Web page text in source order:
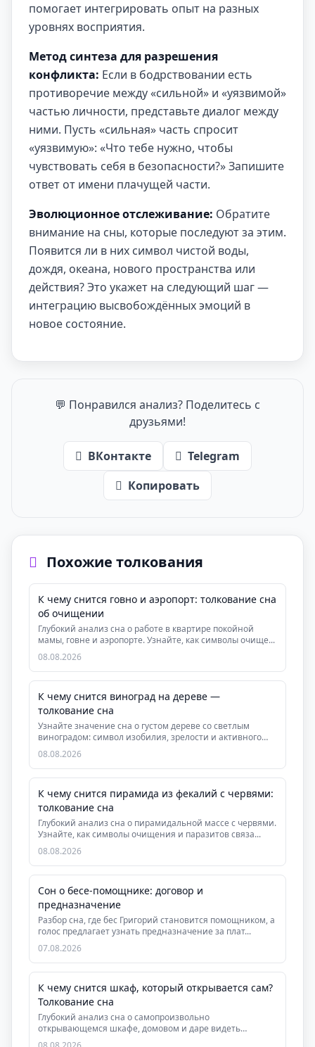
помогает интегрировать опыт на разных
уровнях восприятия.
Метод синтеза для разрешения
конфликта: Если в бодрствовании есть
противоречие между «сильной» и «уязвимой»
частью личности, представьте диалог между
ними. Пусть «сильная» часть спросит
«уязвимую»: «Что тебе нужно, чтобы
чувствовать себя в безопасности?» Запишите
ответ от имени плачущей части.
Эволюционное отслеживание: Обратите
внимание на сны, которые последуют за этим.
Появится ли в них символ чистой воды,
дождя, океана, нового пространства или
действия? Это укажет на следующий шаг —
интеграцию высвобождённых эмоций в
новое состояние.
💬 Понравился анализ? Поделитесь с
друзьями!
ВКонтакте
Telegram
Копировать
Похожие толкования
К чему снится говно и аэропорт: толкование сна
об очищении
Глубокий анализ сна о работе в квартире покойной
мамы, говне и аэропорте. Узнайте, как символы очище...
08.08.2026
К чему снится виноград на дереве —
толкование сна
Узнайте значение сна о густом дереве со светлым
виноградом: символ изобилия, зрелости и активного
де...
08.08.2026
К чему снится пирамида из фекалий с червями:
толкование сна
Глубокий анализ сна о пирамидальной массе с червями.
Узнайте, как символы очищения и паразитов связа...
08.08.2026
Сон о бесе-помощнике: договор и
предназначение
Разбор сна, где бес Григорий становится помощником, а
голос предлагает узнать предназначение за плат...
07.08.2026
К чему снится шкаф, который открывается сам?
Толкование сна
Глубокий анализ сна о самопроизвольно
открывающемся шкафе, домовом и даре видеть
скрытую суть людей....